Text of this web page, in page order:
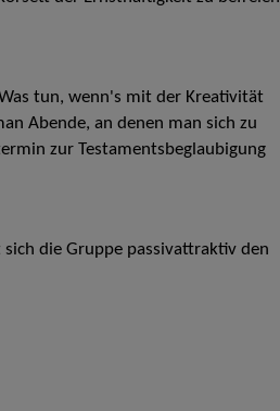
tun, wenn's mit der Kreativität
Abende, an denen man sich zu
zur Testamentsbeglaubigung
die Gruppe passivattraktiv den